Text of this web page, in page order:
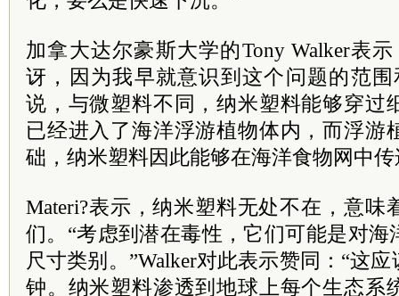
加拿大达尔豪斯大学的Tony Walker表
讶，因为我早就意识到这个问题的范
说，与微塑料不同，纳米塑料能够穿过
已经进入了海洋浮游植物体内，而浮游
础，纳米塑料因此能够在海洋食物网中
Materi?表示，纳米塑料无处不在，意味
们。“考虑到潜在毒性，它们可能是对
尺寸类别。”Walker对此表示赞同：“这
钟。纳米塑料渗透到地球上每个生态系